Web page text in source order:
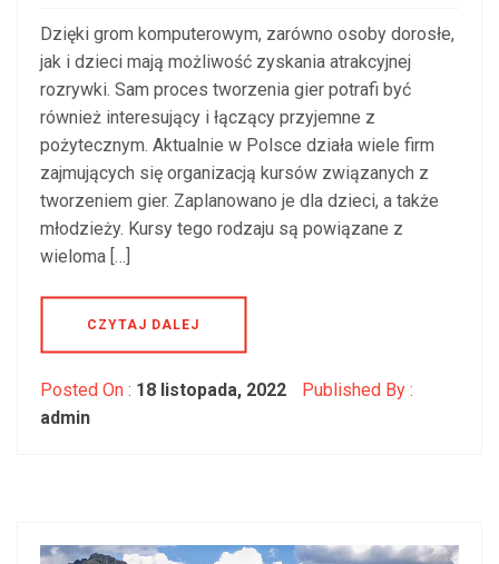
Dzięki grom komputerowym, zarówno osoby dorosłe,
jak i dzieci mają możliwość zyskania atrakcyjnej
rozrywki. Sam proces tworzenia gier potrafi być
również interesujący i łączący przyjemne z
pożytecznym. Aktualnie w Polsce działa wiele firm
zajmujących się organizacją kursów związanych z
tworzeniem gier. Zaplanowano je dla dzieci, a także
młodzieży. Kursy tego rodzaju są powiązane z
wieloma […]
CZYTAJ DALEJ
Posted On : 18 listopada, 2022
Published By :
admin